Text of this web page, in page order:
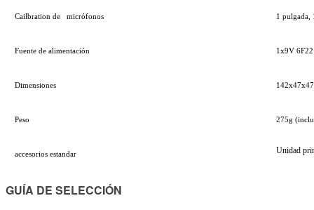
Cailbration demicrófonos 1 pulgada,
Fuente de alimentación 1x9V
Dimensiones
Peso 275g
accesorios estandar Unidad
GUÍA DE SELECCIÓN